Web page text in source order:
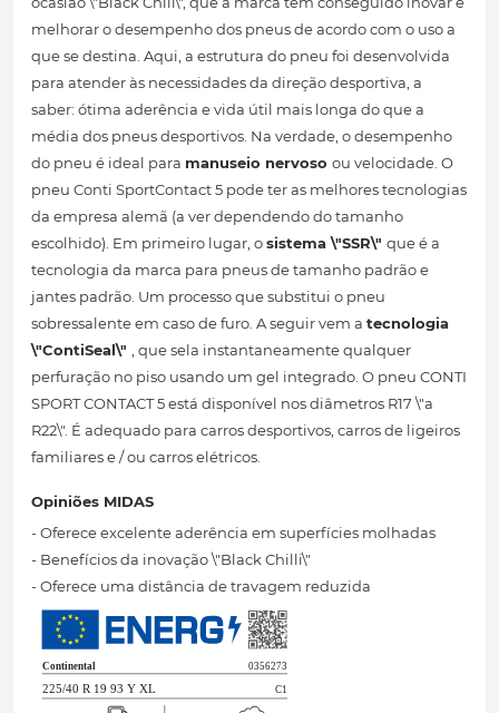
melhorar o desempenho dos pneus de acordo com o uso a
que se destina. Aqui, a estrutura do pneu foi desenvolvida
para atender às necessidades da direção desportiva, a
saber: ótima aderência e vida útil mais longa do que a
média dos pneus desportivos. Na verdade, o desempenho
do pneu é ideal para manuseio nervoso ou velocidade. O
pneu Conti SportContact 5 pode ter as melhores tecnologias
da empresa alemã (a ver dependendo do tamanho
escolhido). Em primeiro lugar, osistema \"SSR\" que é a
tecnologia da marca para pneus de tamanho padrão e
jantes padrão. Um processo que substitui o pneu
sobressalente em caso de furo. A seguir vem a tecnologia
\"ContiSeal\" , que sela instantaneamente qualquer
perfuração no piso usando um gel integrado. O pneu CONTI
SPORT CONTACT 5 está disponível nos diâmetros R17 \"a
R22\". É adequado para carros desportivos, carros de ligeiros
familiares e / ou carros elétricos.
Opiniões MIDAS
- Oferece excelente aderência em superfícies molhadas
- Benefícios da inovação \"Black Chilli\"
- Oferece uma distância de travagem reduzida